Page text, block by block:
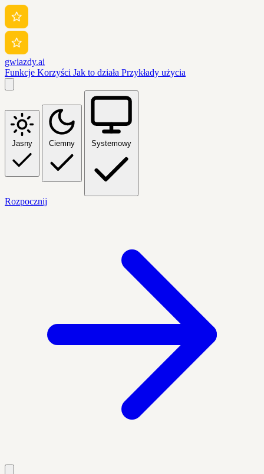
gwiazdy.ai
Funkcje Korzyści Jak to działa Przykłady użycia
Jasny Ciemny Systemowy
Rozpocznij